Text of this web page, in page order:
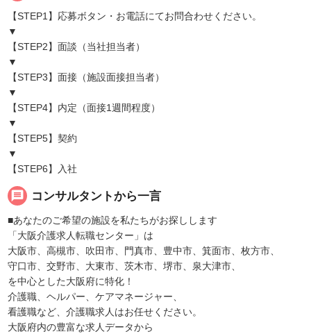
【STEP1】応募ボタン・お電話にてお問合わせください。
▼
【STEP2】面談（当社担当者）
▼
【STEP3】面接（施設面接担当者）
▼
【STEP4】内定（面接1週間程度）
▼
【STEP5】契約
▼
【STEP6】入社
message コンサルタントから一言
■あなたのご希望の施設を私たちがお探しします
「大阪介護求人転職センター」は
大阪市、高槻市、吹田市、門真市、豊中市、箕面市、枚方市、
守口市、交野市、大東市、茨木市、堺市、泉大津市、
を中心とした大阪府に特化！
介護職、ヘルパー、ケアマネージャー、
看護職など、介護職求人はお任せください。
大阪府内の豊富な求人データから